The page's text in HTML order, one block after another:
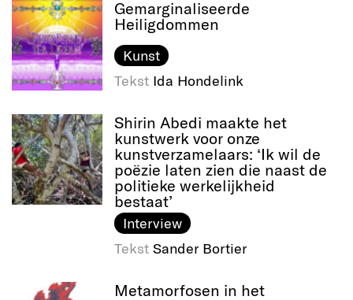
Gemarginaliseerde
Heiligdommen
Kunst
Tekst Ida Hondelink
Shirin Abedi maakte het
kunstwerk voor onze
kunstverzamelaars: ‘Ik wil de
poëzie laten zien die naast de
politieke werkelijkheid
bestaat’
Interview
Tekst Sander Bortier
Metamorfosen in het